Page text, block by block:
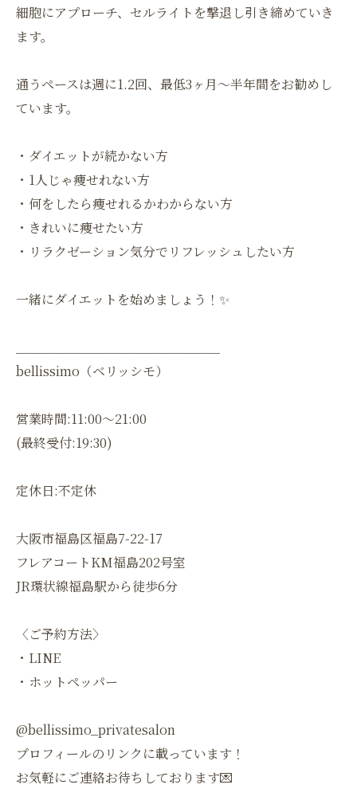
細胞にアプローチ、セルライトを撃退し引き締めていき
ます。
通うペースは週に1.2回、最低3ヶ月〜半年間をお勧めし
ています。
・ダイエットが続かない方
・1人じゃ痩せれない方
・何をしたら痩せれるかわからない方
・きれいに痩せたい方
・リラクゼーション気分でリフレッシュしたい方
一緒にダイエットを始めましょう！✨
bellissimo（ベリッシモ）
営業時間:11:00〜21:00
(最終受付:19:30)
定休日:不定休
大阪市福島区福島7-22-17
フレアコートKM福島202号室
JR環状線福島駅から徒歩6分
〈ご予約方法〉
・LINE
・ホットペッパー
@bellissimo_privatesalon
プロフィールのリンクに載っています！
お気軽にご連絡お待ちしております💌